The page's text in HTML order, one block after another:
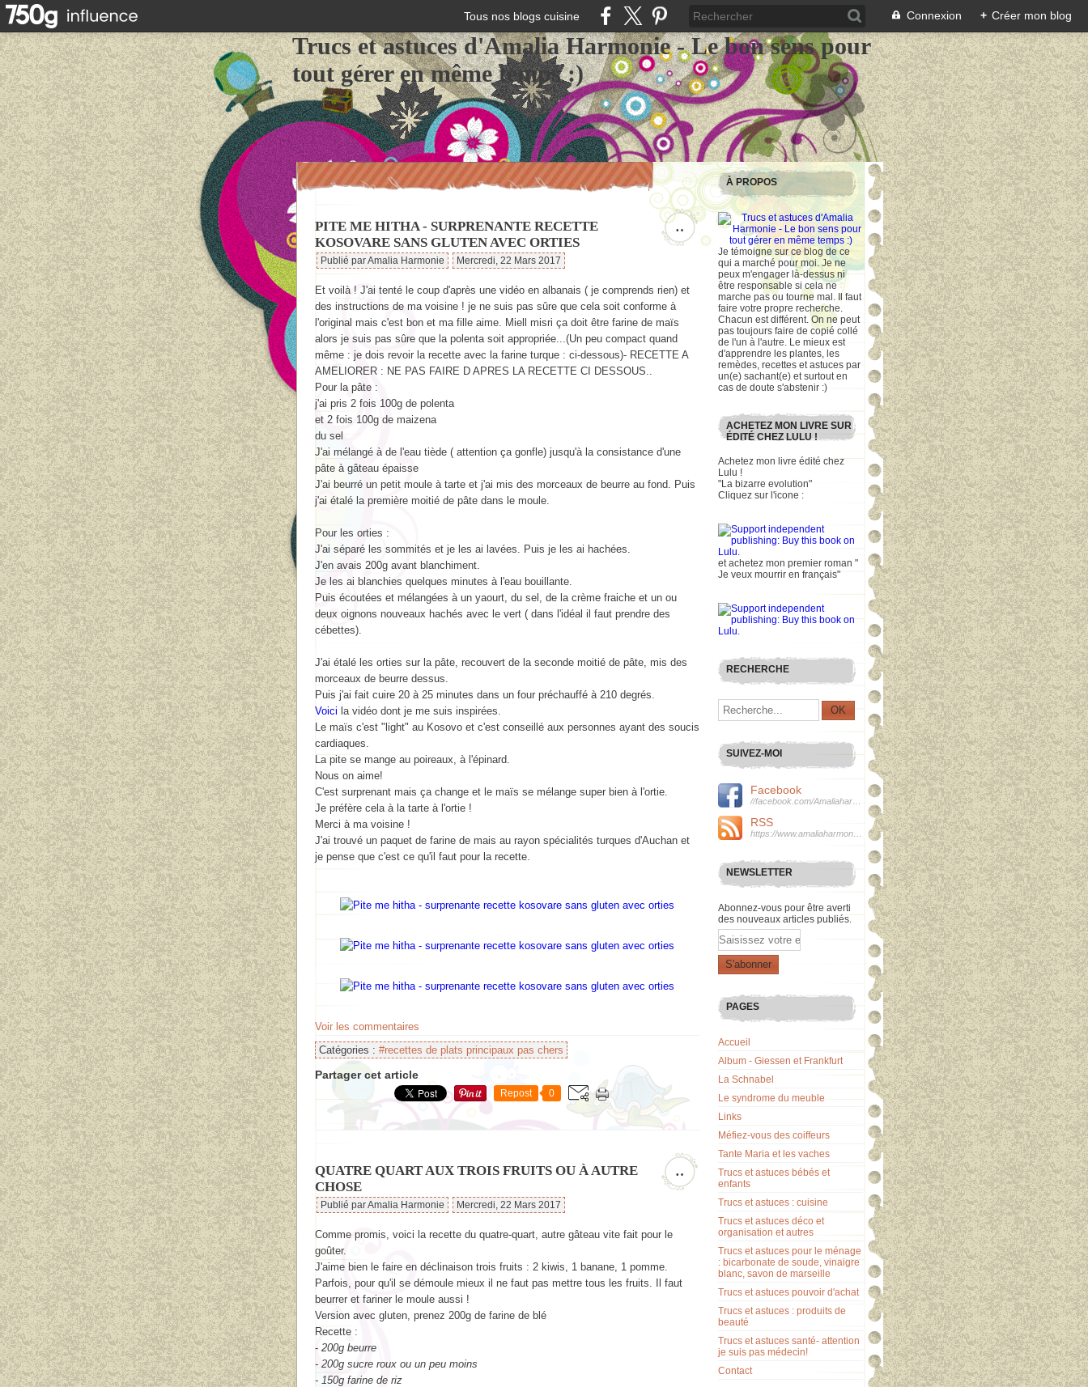
Tous nos blogs cuisine Connexion + Créer mon blog
Trucs et astuces d'Amalia Harmonie - Le bon sens pour
tout gérer en même temps :)
…
PITE ME HITHA - SURPRENANTE RECETTE
KOSOVARE SANS GLUTEN AVEC ORTIES
Publié par Amalia Harmonie Mercredi, 22 Mars 2017
Et voilà ! J'ai tenté le coup d'après une vidéo en albanais ( je comprends rien) et
des instructions de ma voisine ! je ne suis pas sûre que cela soit conforme à
l'original mais c'est bon et ma fille aime. Miell misri ça doit être farine de maïs
alors je suis pas sûre que la polenta soit appropriée...(Un peu compact quand
même : je dois revoir la recette avec la farine turque : ci-dessous)- RECETTE A
AMELIORER : NE PAS FAIRE D APRES LA RECETTE CI DESSOUS..
Pour la pâte :
j'ai pris 2 fois 100g de polenta
et 2 fois 100g de maizena
du sel
J'ai mélangé à de l'eau tiède ( attention ça gonfle) jusqu'à la consistance d'une
pâte à gâteau épaisse
J'ai beurré un petit moule à tarte et j'ai mis des morceaux de beurre au fond. Puis
j'ai étalé la première moitié de pâte dans le moule.
Pour les orties :
J'ai séparé les sommités et je les ai lavées. Puis je les ai hachées.
J'en avais 200g avant blanchiment.
Je les ai blanchies quelques minutes à l'eau bouillante.
Puis écoutées et mélangées à un yaourt, du sel, de la crème fraiche et un ou
deux oignons nouveaux hachés avec le vert ( dans l'idéal il faut prendre des
cébettes).
J'ai étalé les orties sur la pâte, recouvert de la seconde moitié de pâte, mis des
morceaux de beurre dessus.
Puis j'ai fait cuire 20 à 25 minutes dans un four préchauffé à 210 degrés.
Voici la vidéo dont je me suis inspirées.
Le maïs c'est "light" au Kosovo et c'est conseillé aux personnes ayant des soucis
cardiaques.
La pite se mange au poireaux, à l'épinard.
Nous on aime!
C'est surprenant mais ça change et le maïs se mélange super bien à l'ortie.
Je préfère cela à la tarte à l'ortie !
Merci à ma voisine !
J'ai trouvé un paquet de farine de mais au rayon spécialités turques d'Auchan et
je pense que c'est ce qu'il faut pour la recette.
Voir les commentaires
Catégories : #recettes de plats principaux pas chers
Partager cet article
Repost 0
…
QUATRE QUART AUX TROIS FRUITS OU À AUTRE
CHOSE
Publié par Amalia Harmonie Mercredi, 22 Mars 2017
Comme promis, voici la recette du quatre-quart, autre gâteau vite fait pour le
goûter.
J'aime bien le faire en déclinaison trois fruits : 2 kiwis, 1 banane, 1 pomme.
Parfois, pour qu'il se démoule mieux il ne faut pas mettre tous les fruits. Il faut
beurrer et fariner le moule aussi !
Version avec gluten, prenez 200g de farine de blé
Recette :
- 200g beurre
- 200g sucre roux ou un peu moins
- 150g farine de riz
À PROPOS
Je témoigne sur ce blog de ce
qui a marché pour moi. Je ne
peux m'engager là-dessus ni
être responsable si cela ne
marche pas ou tourne mal. Il faut
faire votre propre recherche.
Chacun est différent. On ne peut
pas toujours faire de copié collé
de l'un à l'autre. Le mieux est
d'apprendre les plantes, les
remèdes, recettes et astuces par
un(e) sachant(e) et surtout en
cas de doute s'abstenir :)
ACHETEZ MON LIVRE SUR
ÉDITÉ CHEZ LULU !
Achetez mon livre édité chez
Lulu !
"La bizarre evolution"
Cliquez sur l'icone :
et achetez mon premier roman "
Je veux mourrir en français"
RECHERCHE
SUIVEZ-MOI
Facebook
RSS
NEWSLETTER
Abonnez-vous pour être averti
des nouveaux articles publiés.
Email
PAGES
Accueil
Album - Giessen et Frankfurt
La Schnabel
Le syndrome du meuble
Links
Méfiez-vous des coiffeurs
Tante Maria et les vaches
Trucs et astuces bébés et
enfants
Trucs et astuces : cuisine
Trucs et astuces déco et
organisation et autres
Trucs et astuces pour le ménage
: bicarbonate de soude, vinaigre
blanc, savon de marseille
Trucs et astuces pouvoir d'achat
Trucs et astuces : produits de
beauté
Trucs et astuces santé- attention
je suis pas médecin!
Contact